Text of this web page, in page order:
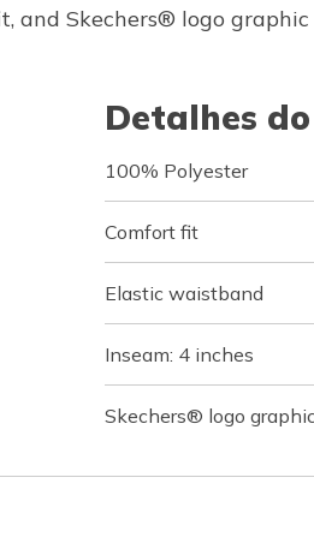
and Skechers® logo
Detalhes
100% Polyester
Comfort fit
Elastic waistband
Inseam: 4 inches
Skechers® logo